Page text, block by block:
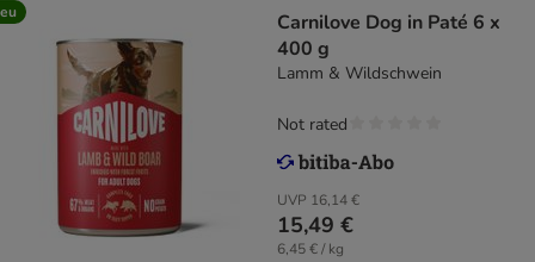
Carnilove Dog in Paté 6 x
400 g
Lamm & Wildschwein
UVP 16,14 €
15,49 €
6,45 € / kg
Not rated